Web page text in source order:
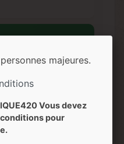
120 cm (extérieur)
fruits noirs,
majeures.
Vous devez
pour